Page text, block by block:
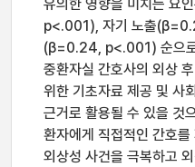
유의한 영향을 미치는 요
p<.001), 자기 노출
(β=0.24, p<.001) 순으로
중환자실 간호사의 외상
위한 기초자료 제공 및 사
근거로 활용될 수 있을 것
환자에게 직접적인 간호
외상성 사건을 극복하고